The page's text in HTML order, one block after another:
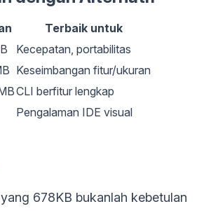
Terbaik untuk
Kecepatan, portabilitas
Keseimbangan fitur/ukuran
CLI berfitur lengkap
Pengalaman IDE visual
678KB bukanlah kebetulan